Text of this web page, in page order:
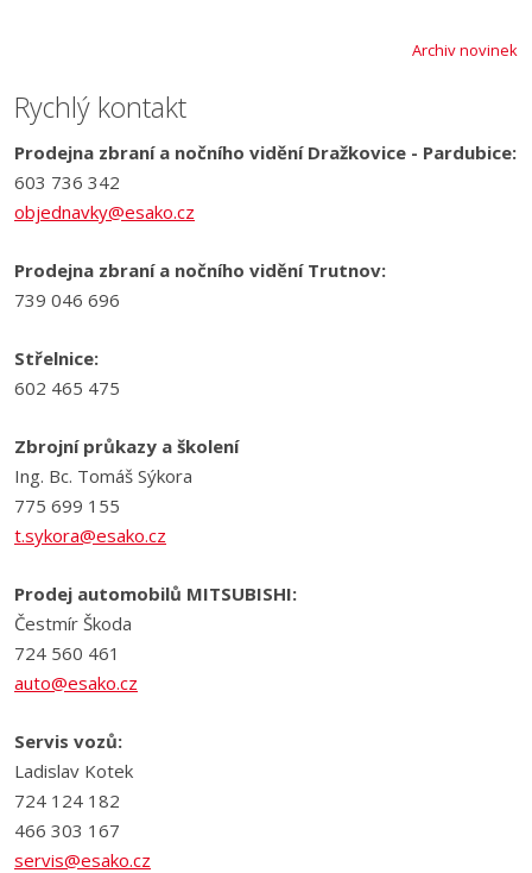
Archiv novinek
Rychlý kontakt
Prodejna zbraní a nočního vidění Dražkovice - Pardubice:
603 736 342
objednavky@esako.cz
Prodejna zbraní a nočního vidění Trutnov:
739 046 696
Střelnice:
602 465 475
Zbrojní průkazy a školení
Ing. Bc. Tomáš Sýkora
775 699 155
t.sykora@esako.cz
Prodej automobilů MITSUBISHI:
Čestmír Škoda
724 560 461
auto@esako.cz
Servis vozů:
Ladislav Kotek
724 124 182
466 303 167
servis@esako.cz